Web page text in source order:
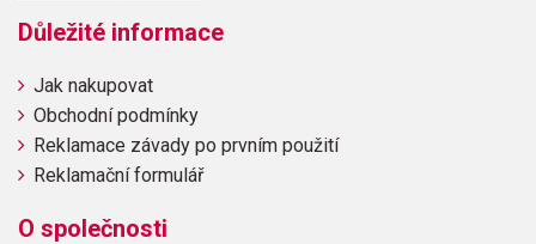
Důležité informace
Jak nakupovat
Obchodní podmínky
Reklamace závady po prvním použití
Reklamační formulář
O společnosti